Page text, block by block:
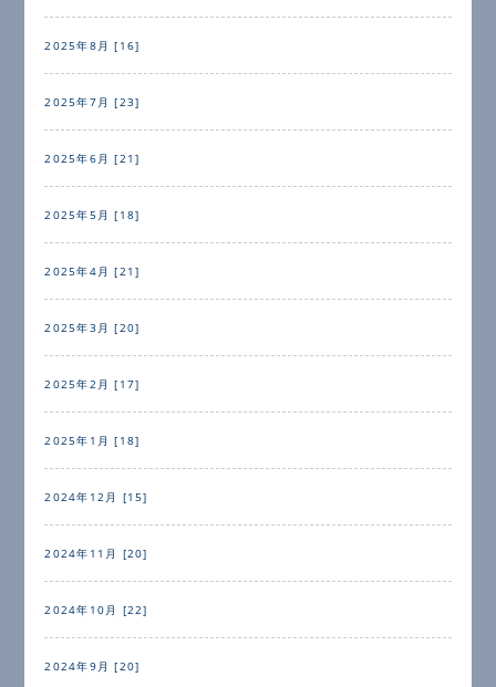
2025年8月 [16]
2025年7月 [23]
2025年6月 [21]
2025年5月 [18]
2025年4月 [21]
2025年3月 [20]
2025年2月 [17]
2025年1月 [18]
2024年12月 [15]
2024年11月 [20]
2024年10月 [22]
2024年9月 [20]